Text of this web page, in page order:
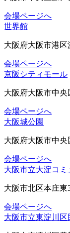
会場ページへ
世界館
大阪府大阪市港区
会場ページへ
京阪シティモール
大阪府大阪市中央
会場ページへ
大阪城公園
大阪府大阪市中央
会場ページへ
大阪市立大淀コ
大阪市北区本庄東
会場ページへ
大阪市立東淀川区